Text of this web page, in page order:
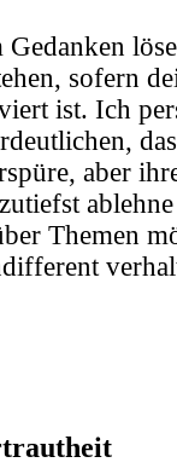
sofern
ist. Ich
aber
Themen